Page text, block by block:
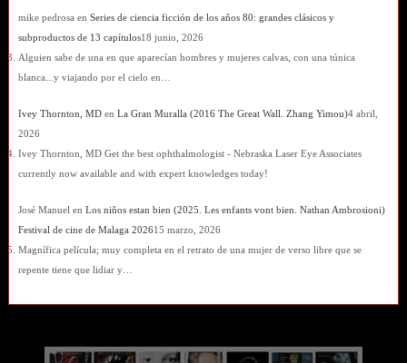
mike pedrosa en Series de ciencia ficción de los años 80: grandes clásicos y
subproductos de 13 capítulos18 junio, 2026
Alguien sabe de una en que aparecían hombres y mujeres calvas, con una túnica
blanca...y viajando por el cielo en…
Ivey Thornton, MDen La Gran Muralla (2016 The Great Wall. Zhang Yimou)4 abril,
2026
Ivey Thornton, MD Get the best ophthalmologist - Nebraska Laser Eye Associates
currently now available and with expert knowledges today!
José Manuel en Los niños estan bien (2025. Les enfants vont bien. Nathan Ambrosioni)
Festival de cine de Malaga 202615 marzo, 2026
Magnífica película; muy completa en el retrato de una mujer de verso libre que se
repente tiene que lidiar y…